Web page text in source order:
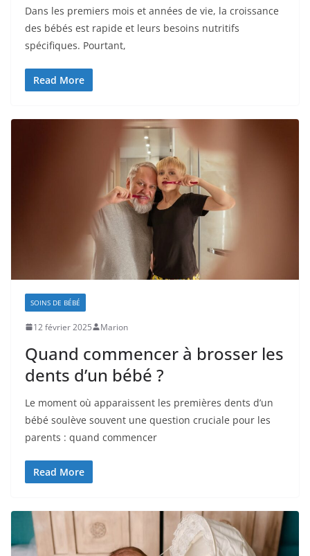
Dans les premiers mois et années de vie, la croissance
des bébés est rapide et leurs besoins nutritifs
spécifiques. Pourtant,
Read More
SOINS DE BÉBÉ
12 février 2025 Marion
Quand commencer à brosser les
dents d’un bébé ?
Le moment où apparaissent les premières dents d’un
bébé soulève souvent une question cruciale pour les
parents : quand commencer
Read More